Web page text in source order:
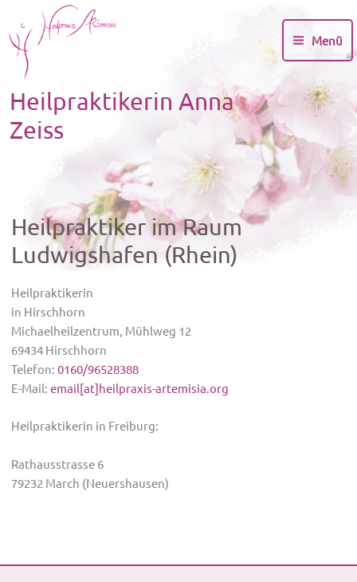
Inhalt
springen
Heilpraktikerin Anna
Zeiss
Menü
Heilpraktiker im Raum
Ludwigshafen (Rhein)
Heilpraktikerin
in Hirschhorn
Michaelheilzentrum, Mühlweg 12
69434 Hirschhorn
Telefon: 0160/96528388
E-Mail: email[at]heilpraxis-artemisia.org
Heilpraktikerin in Freiburg:
Rathausstrasse 6
79232 March (Neuershausen)